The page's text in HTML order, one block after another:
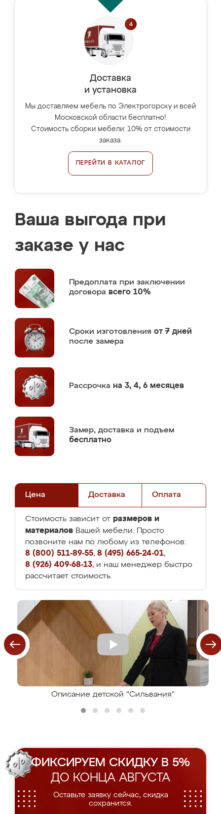
Доставка
и установка
Мы доставляем мебель по Электрогорску и всей
Московской области бесплатно!
Стоимость сборки мебели: 10% от стоимости
заказа.
ПЕРЕЙТИ В КАТАЛОГ
Ваша выгода при
заказе у нас
Предоплата при заключении
договора всего 10%
Сроки изготовления от 7 дней
после замера
Рассрочка на 3, 4, 6 месяцев
Замер, доставка и подъем
бесплатно
Цена Доставка Оплата
Стоимость зависит от размеров и
материалов Вашей мебели. Просто
позвоните нам по любому из телефонов:
8 (800) 511-89-55, 8 (495) 665-24-01,
8 (926) 409-68-13, и наш менеджер быстро
рассчитает стоимость.
Описание детской "Сильвания"
ФИКСИРУЕМ СКИДКУ В 5%
ДО КОНЦА АВГУСТА
Оставьте заявку сейчас, скидка
сохранится.